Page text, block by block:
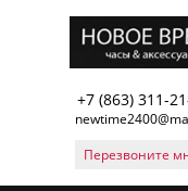
+7 (863) 311-
Перезвоните